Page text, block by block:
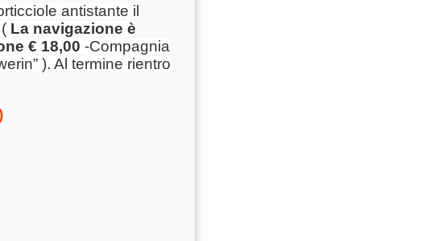
antistante il
La navigazione è
€ 18,00 -Compagnia
). Al termine rientro